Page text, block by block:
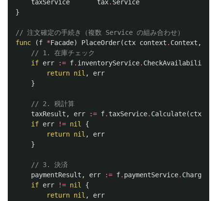
taxService
tax. Service
}
// 注文確定の手続き（複数 Service の組み合わせ）
func
(f *Facade) PlaceOrder(ctx context . Context ,
// 1. 在庫チェック
if err := f. inventoryService. CheckAvailability
return nil ,
err
}
// 2. 税計算
taxResult , err := f. taxService. Calculate(ctx
if err != nil
{
return nil ,
err
}
// 3. 決済
paymentResult , err := f. paymentService. Charge
if err != nil
{
return nil ,
err